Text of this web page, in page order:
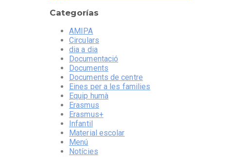
Categorías
AMIPA
Circulars
dia a dia
Documentació
Documents
Documents de centre
Eines per a les families
Equip humà
Erasmus
Erasmus+
Infantil
Material escolar
Menú
Notícies